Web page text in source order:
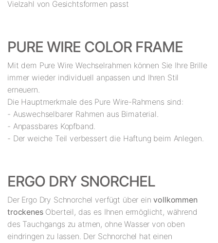
Vielzahl von Gesichtsformen passt
PURE WIRE COLOR FRAME
Mit dem Pure Wire Wechselrahmen können Sie Ihre Brille
immer wieder individuell anpassen und Ihren Stil
erneuern.
Die Hauptmerkmale des Pure Wire-Rahmens sind:
- Auswechselbarer Rahmen aus Bimaterial.
- Anpassbares Kopfband.
- Der weiche Teil verbessert die Haftung beim Anlegen.
ERGO DRY SNORCHEL
Der Ergo Dry Schnorchel verfügt über einvollkommen
trockenesOberteil, das es Ihnen ermöglicht, während
des Tauchgangs zu atmen, ohne Wasser von oben
eindringen zu lassen. Der Schnorchel hat einen